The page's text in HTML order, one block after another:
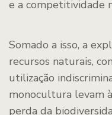
e a competitividade
Somado a isso, a
recursos naturais,
utilização
monocultura levam
perda da